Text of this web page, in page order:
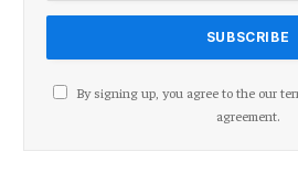
By signing up, you agree to the our
agreement.